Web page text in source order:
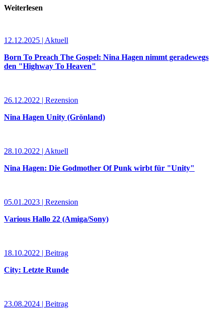
Weiterlesen
12.12.2025 | Aktuell
Born To Preach The Gospel: Nina Hagen nimmt geradewegs
den "Highway To Heaven"
26.12.2022 | Rezension
Nina Hagen Unity (Grönland)
28.10.2022 | Aktuell
Nina Hagen: Die Godmother Of Punk wirbt für "Unity"
05.01.2023 | Rezension
Various Hallo 22 (Amiga/Sony)
18.10.2022 | Beitrag
City: Letzte Runde
23.08.2024 | Beitrag